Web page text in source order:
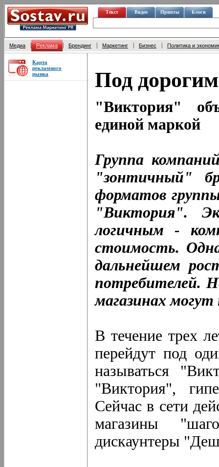
Текст Видео Принты Блоги
Медиа Реклама Брендинг Маркетинг Бизнес Политика и
Карта
рекламного
рынка
Под
"Виктория"
единой маркой
Группа
"зонтичный"
форматов
"Виктория".
логичным -
стоимость.
дальнейшем
потребителей.
магазинах
В течение трех
перейдут под
называться
"Виктория",
Сейчас в сети
магазины
дискаунтеры